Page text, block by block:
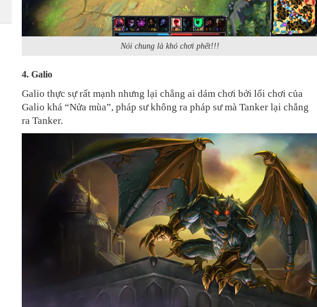
Nói chung là khó chơi phết!!!
4. Galio
Galio thực sự rất mạnh nhưng lại chẳng ai dám chơi bởi lối chơi của
Galio khá “Nửa mùa”, pháp sư không ra pháp sư mà Tanker lại chẳng
ra Tanker.